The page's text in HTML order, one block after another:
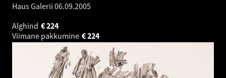
Haus Galerii 06.09.2005
Alghind
224
€
Viimane pakkumine
224
€